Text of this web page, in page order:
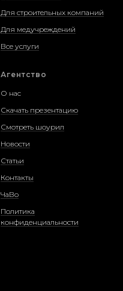
Для строительных компаний
Для медучреждений
Все услуги
Агентство
О нас
Скачать презентацию
Смотреть шоурил
Новости
Статьи
Контакты
ЧаВо
Политика
конфиденциальности